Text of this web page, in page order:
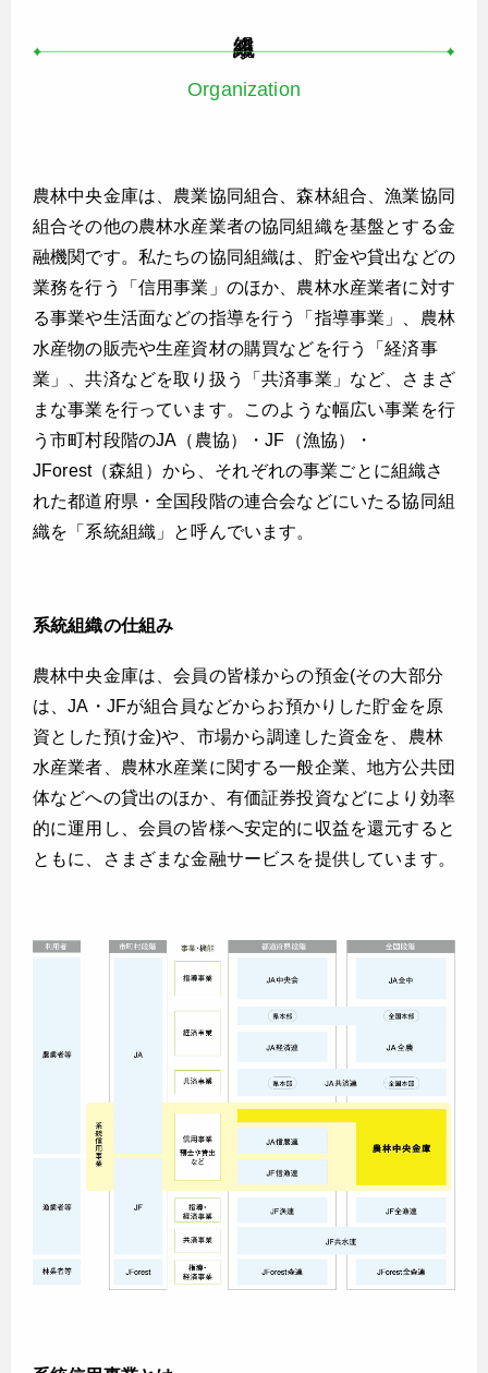
Organization
農林中央金庫は、農業協同組合、森林組合、漁業協同
組合その他の農林水産業者の協同組織を基盤とする金
融機関です。私たちの協同組織は、貯金や貸出などの
業務を行う「信用事業」のほか、農林水産業者に対す
る事業や生活面などの指導を行う「指導事業」、農林
水産物の販売や生産資材の購買などを行う「経済事
業」、共済などを取り扱う「共済事業」など、さまざ
まな事業を行っています。このような幅広い事業を行
う市町村段階のJA（農協）・JF（漁協）・
JForest（森組）から、それぞれの事業ごとに組織さ
れた都道府県・全国段階の連合会などにいたる協同組
織を「系統組織」と呼んでいます。
系統組織の仕組み
農林中央金庫は、会員の皆様からの預金(その大部分
は、JA・JFが組合員などからお預かりした貯金を原
資とした預け金)や、市場から調達した資金を、農林
水産業者、農林水産業に関する一般企業、地方公共団
体などへの貸出のほか、有価証券投資などにより効率
的に運用し、会員の皆様へ安定的に収益を還元すると
ともに、さまざまな金融サービスを提供しています。